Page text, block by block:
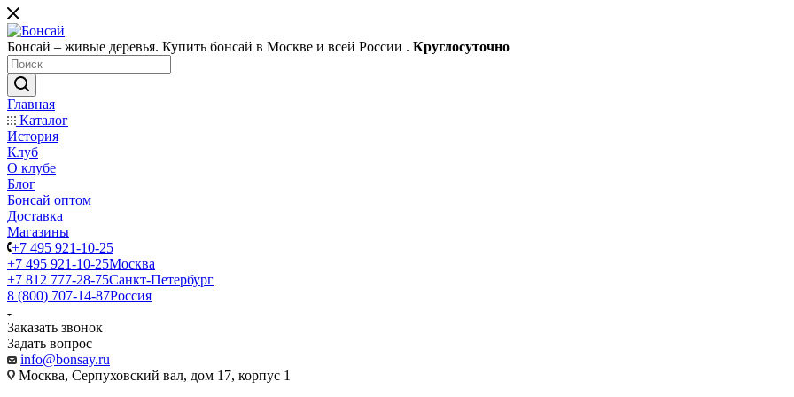
Бонсай – живые деревья. Купить бонсай в Москве и всей России . Круглосуточно
Главная
Каталог
История
Клуб
О клубе
Блог
Бонсай оптом
Доставка
Магазины
+7 495 921-10-25
+7 495 921-10-25Москва
+7 812 777-28-75Санкт-Петербург
8 (800) 707-14-87Россия
Заказать звонок
Задать вопрос
info@bonsay.ru
Москва, Cерпуховский вал, дом 17, корпус 1